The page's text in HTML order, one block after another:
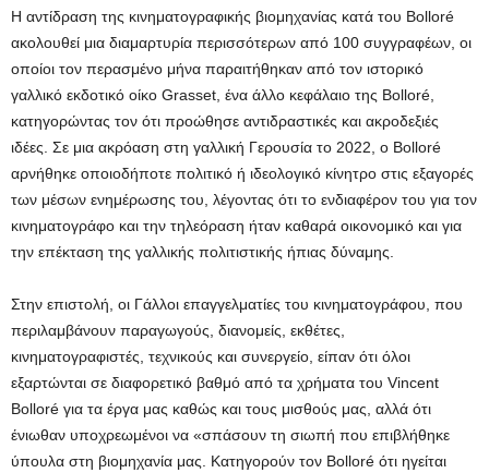
Η αντίδραση της κινηματογραφικής βιομηχανίας κατά του Bolloré
ακολουθεί μια διαμαρτυρία περισσότερων από 100 συγγραφέων, οι
οποίοι τον περασμένο μήνα παραιτήθηκαν από τον ιστορικό
γαλλικό εκδοτικό οίκο Grasset, ένα άλλο κεφάλαιο της Bolloré,
κατηγορώντας τον ότι προώθησε αντιδραστικές και ακροδεξιές
ιδέες. Σε μια ακρόαση στη γαλλική Γερουσία το 2022, ο Bolloré
αρνήθηκε οποιοδήποτε πολιτικό ή ιδεολογικό κίνητρο στις εξαγορές
των μέσων ενημέρωσης του, λέγοντας ότι το ενδιαφέρον του για τον
κινηματογράφο και την τηλεόραση ήταν καθαρά οικονομικό και για
την επέκταση της γαλλικής πολιτιστικής ήπιας δύναμης.
Στην επιστολή, οι Γάλλοι επαγγελματίες του κινηματογράφου, που
περιλαμβάνουν παραγωγούς, διανομείς, εκθέτες,
κινηματογραφιστές, τεχνικούς και συνεργείο, είπαν ότι όλοι
εξαρτώνται σε διαφορετικό βαθμό από τα χρήματα του Vincent
Bolloré για τα έργα μας καθώς και τους μισθούς μας, αλλά ότι
ένιωθαν υποχρεωμένοι να «σπάσουν τη σιωπή που επιβλήθηκε
ύπουλα στη βιομηχανία μας. Κατηγορούν τον Bolloré ότι ηγείται